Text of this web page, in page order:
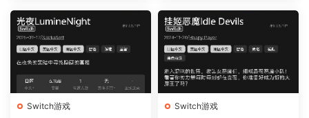
Switch游戏 Switch游戏